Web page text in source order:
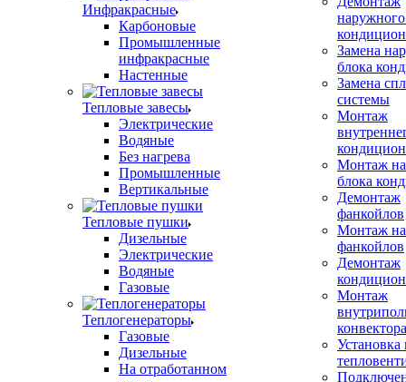
Инфракрасные
Карбоновые
Промышленные
инфракрасные
Настенные
Тепловые завесы
Электрические
Водяные
Без нагрева
Промышленные
Вертикальные
Тепловые пушки
Дизельные
Электрические
Водяные
Газовые
Теплогенераторы
Газовые
Дизельные
На отработанном
Замена
блока
Замена
системы
Монтаж
Монтаж
блока
Демонтаж
фанкойлов
Монтаж
фанкойлов
Демонтаж
Монтаж
конвектора
Установка